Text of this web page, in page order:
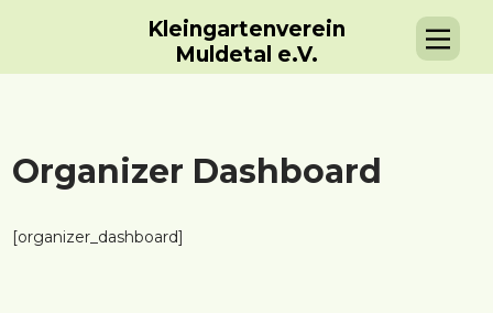
Kleingartenverein
Muldetal e.V.
Organizer Dashboard
[organizer_dashboard]